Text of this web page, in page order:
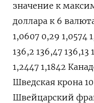
значение к
доллара к 6
1,0607 0,29 1,0574
136,2 136,47
1,2447 1,1842
Шведская крона
Швейцарский